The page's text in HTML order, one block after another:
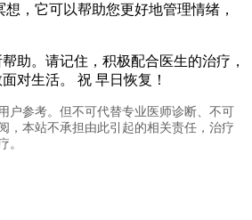
，它可以帮助您更好地管理情绪，
助。请记住，积极配合医生的治疗，
对生活。 祝 早日恢复！
户参考。但不可代替专业医师诊断、不可
，本站不承担由此引起的相关责任，治疗
。